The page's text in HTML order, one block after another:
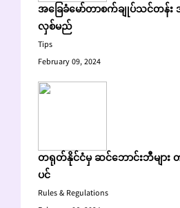
အခြေခံမော်တာစက်ချုပ်သင်တန်း
လှစ်မည်
Tips
February 09, 2024
တရုတ်နိုင်ငံမှ ဆင်ဘောင်းဘီများ
ပင်
Rules & Regulations